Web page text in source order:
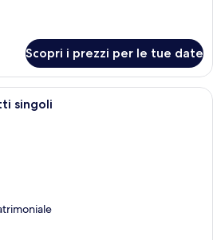
Scopri i prezzi per le tue date
Camera Deluxe con 2 letti singoli |
singoli